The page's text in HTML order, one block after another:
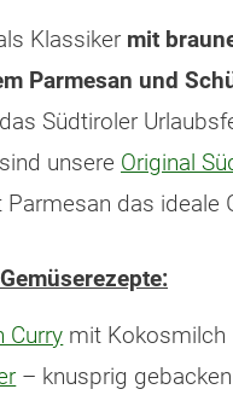
Klassiker mit
Parmesan und
Südtiroler
unsere Original
Parmesan das ideale
Curry mit Kokosmilch
– knusprig gebacken